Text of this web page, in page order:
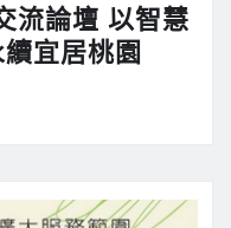
流論壇 以智慧
宜居桃園